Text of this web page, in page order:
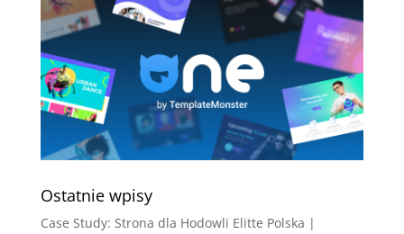
Ostatnie wpisy
Case Study: Strona dla Hodowli Elitte Polska |